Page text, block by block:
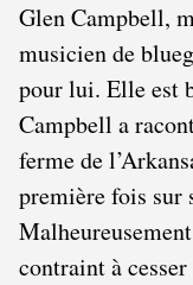
Glen Campbell,
musicien de
pour lui. Elle est
Campbell a
ferme de
première fois sur
contraint à